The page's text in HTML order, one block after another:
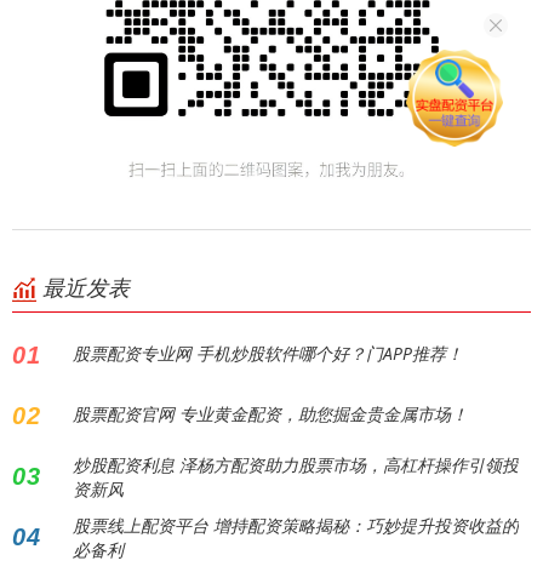
最近发表
01 股票配资专业网 手机炒股软件哪个好？门APP推荐！
02 股票配资官网 专业黄金配资，助您掘金贵金属市场！
03
炒股配资利息 泽杨方配资助力股票市场，高杠杆操作引领投
资新风
04
股票线上配资平台 增持配资策略揭秘：巧妙提升投资收益的
必备利